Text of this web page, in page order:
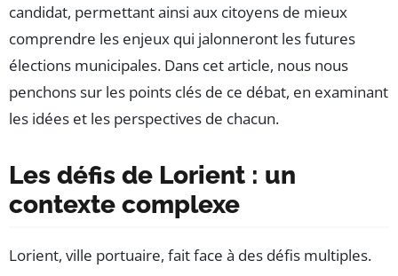
candidat, permettant ainsi aux citoyens de mieux
comprendre les enjeux qui jalonneront les futures
élections municipales. Dans cet article, nous nous
penchons sur les points clés de ce débat, en examinant
les idées et les perspectives de chacun.
Les défis de Lorient : un
contexte complexe
Lorient, ville portuaire, fait face à des défis multiples.